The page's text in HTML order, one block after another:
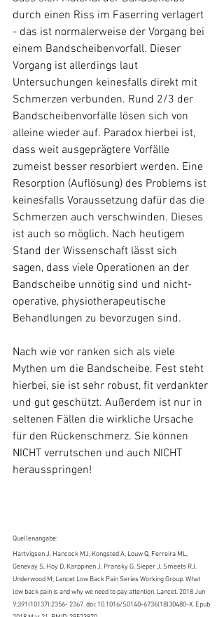
durch einen Riss im Faserring verlagert
- das ist normalerweise der Vorgang bei
einem Bandscheibenvorfall. Dieser
Vorgang ist allerdings laut
Untersuchungen keinesfalls direkt mit
Schmerzen verbunden. Rund 2/3 der
Bandscheibenvorfälle lösen sich von
alleine wieder auf. Paradox hierbei ist,
dass weit ausgeprägtere Vorfälle
zumeist besser resorbiert werden. Eine
Resorption (Auflösung) des Problems ist
keinesfalls Voraussetzung dafür das die
Schmerzen auch verschwinden. Dieses
ist auch so möglich. Nach heutigem
Stand der Wissenschaft lässt sich
sagen, dass viele Operationen an der
Bandscheibe unnötig sind und nicht-
operative, physiotherapeutische
Behandlungen zu bevorzugen sind.
Nach wie vor ranken sich als viele
Mythen um die Bandscheibe. Fest steht
hierbei, sie ist sehr robust, fit verdankter
und gut geschützt. Außerdem ist nur in
seltenen Fällen die wirkliche Ursache
für den Rückenschmerz. Sie können
NICHT verrutschen und auch NICHT
herausspringen!
Quellenangabe:
Hartvigsen J, Hancock MJ, Kongsted A, Louw Q, Ferreira ML,
Genevay S, Hoy D, Karppinen J, Pransky G, Sieper J, Smeets RJ,
Underwood M; Lancet Low Back Pain Series Working Group. What
low back pain is and why we need to pay attention. Lancet. 2018 Jun
9;391(10137):2356- 2367. doi: 10.1016/S0140-6736(18)30480-X. Epub